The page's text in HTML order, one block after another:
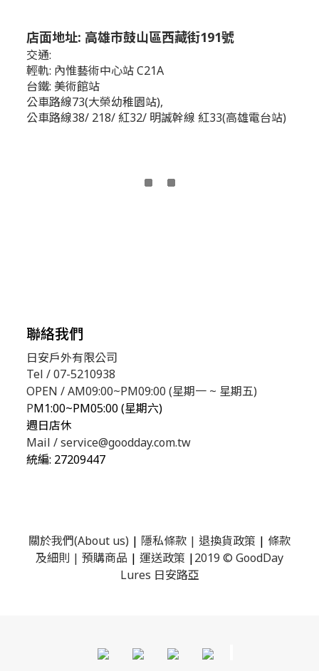
店面地址: 高雄市鼓山區西藏街191號
交通:
輕軌: 內惟藝術中心站 C21A
台鐵: 美術館站
公車路線73(大榮幼稚園站),
公車路線38/ 218/ 紅32/ 明誠幹線 紅33(高雄電台站)
聯絡我們
日安戶外有限公司
Tel / 07-5210938
OPEN / AM09:00~PM09:00 (星期一 ~ 星期五)
PM1:00~PM05:00 (星期六)
週日店休
Mail / service@goodday.com.tw
統編: 27209447
關於我們(About us) | 隱私條款 | 退換貨政策 | 條款
及細則 | 預購商品 | 運送政策 |2019 © GoodDay
Lures 日安路亞